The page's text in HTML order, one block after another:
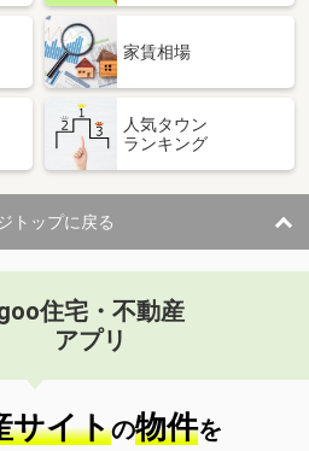
家賃相場
人気タウン
ランキング
トップに戻る
住宅・不動産
アプリ
サイトの物件を